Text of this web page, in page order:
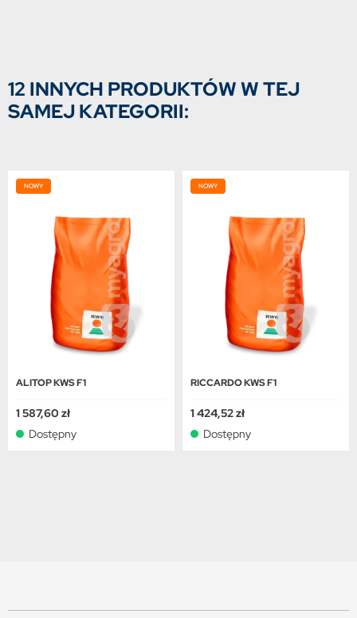
12 INNYCH PRODUKTÓW W TEJ
SAMEJ KATEGORII:
NOWY
ALITOP KWS F1
1 587,60 zł
Dostępny
NOWY
RICCARDO KWS F1
1 424,52 zł
Dostępny